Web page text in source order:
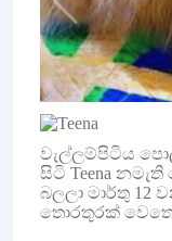
වැල්ලම්පිටිය
සිටි Teena
බලලා මාර්තු 12
තොරතුරක්